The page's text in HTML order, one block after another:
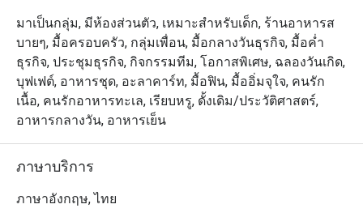
มาเป็นกลุ่ม, มีห้องส่วนตัว, เหมาะสำหรับเด็ก, ร้านอาหารส
บายๆ, มื้อครอบครัว, กลุ่มเพื่อน, มื้อกลางวันธุรกิจ, มื้อค่ำ
ธุรกิจ, ประชุมธุรกิจ, กิจกรรมทีม, โอกาสพิเศษ, ฉลองวันเกิด,
บุฟเฟต์, อาหารชุด, อะลาคาร์ท, มื้อฟิน, มื้ออิ่มจุใจ, คนรัก
เนื้อ, คนรักอาหารทะเล, เรียบหรู, ดั้งเดิม/ประวัติศาสตร์,
อาหารกลางวัน, อาหารเย็น
ภาษาบริการ
ภาษาอังกฤษ, ไทย